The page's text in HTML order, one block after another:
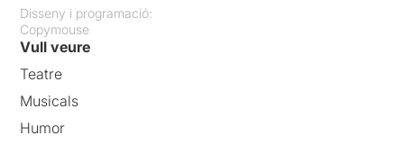
Disseny i programació:
Copymouse
Vull veure
Teatre
Musicals
Humor